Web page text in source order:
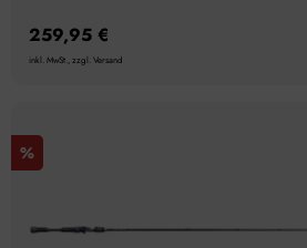
259,95 €
inkl. MwSt., zzgl. Versand
%